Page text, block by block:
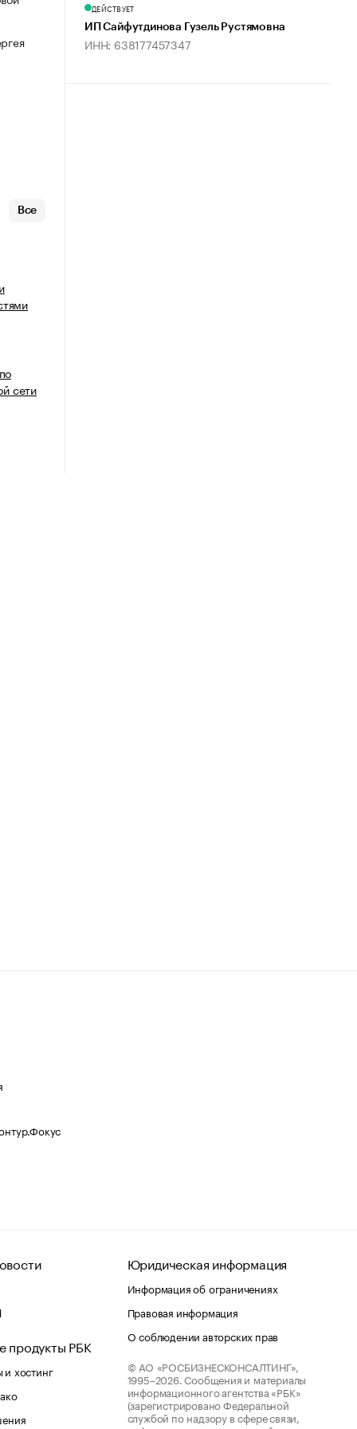
Все
сети
ДЕЙСТВУЕТ
ИП Сайфутдинова Гузель Рустямовна
ИНН: 638177457347
продукты РБК
хостинг
Юридическая информация
Информация об ограничениях
Правовая информация
О соблюдении авторских прав
© АО «РОСБИЗНЕСКОНСАЛТИНГ»,
1995–2026. Сообщения и материалы
информационного агентства «РБК»
(зарегистрировано Федеральной
службой по надзору в сфере связи,